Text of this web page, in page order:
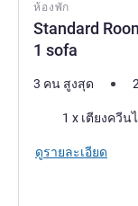
ห้องพัก
Standard
1 sofa
3 คน สูงสุด
เครื่องนอน
ดูรายละเอียด